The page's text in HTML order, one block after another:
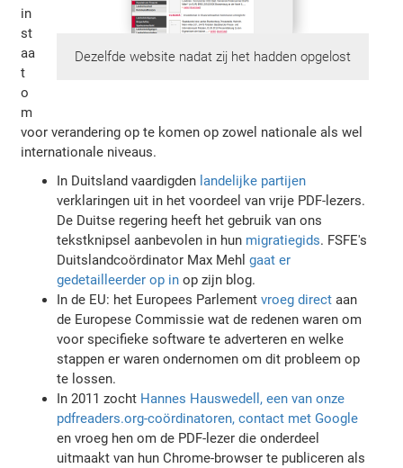
Dezelfde website nadat zij het hadden opgelost
in
st
aa
t
o
m
voor verandering op te komen op zowel nationale als wel
internationale niveaus.
In Duitsland vaardigden landelijke partijen
verklaringen uit in het voordeel van vrije PDF-lezers.
De Duitse regering heeft het gebruik van ons
tekstknipsel aanbevolen in hun migratiegids. FSFE's
Duitslandcoördinator Max Mehlgaat er
gedetailleerder op in op zijn blog.
In de EU: het Europees Parlementvroeg direct aan
de Europese Commissie wat de redenen waren om
voor specifieke software te adverteren en welke
stappen er waren ondernomen om dit probleem op
te lossen.
In 2011 zocht Hannes Hauswedell, een van onze
pdfreaders.org-coördinatoren, contact met Google
en vroeg hen om de PDF-lezer die onderdeel
uitmaakt van hun Chrome-browser te publiceren als